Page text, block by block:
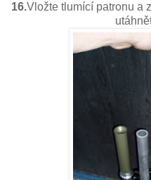
16.Vložte tlumící patronu a